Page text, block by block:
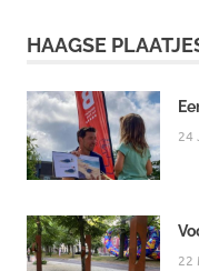
HAAGSE
24
22